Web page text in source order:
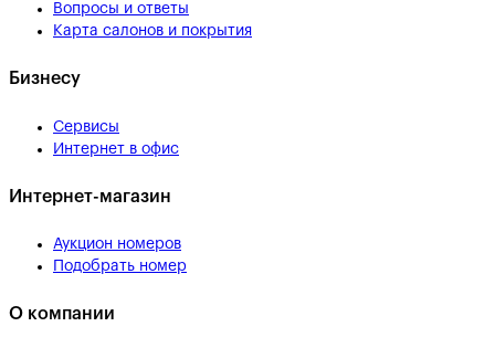
Вопросы и ответы
Карта салонов и покрытия
Бизнесу
Сервисы
Интернет в офис
Интернет-магазин
Аукцион номеров
Подобрать номер
О компании